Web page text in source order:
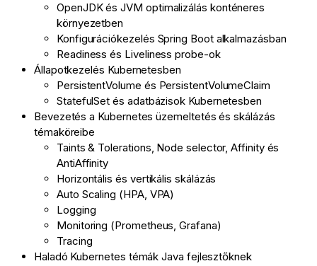
OpenJDK és JVM optimalizálás konténeres
környezetben
Konfigurációkezelés Spring Boot alkalmazásban
Readiness és Liveliness probe-ok
Állapotkezelés Kubernetesben
PersistentVolume és PersistentVolumeClaim
StatefulSet és adatbázisok Kubernetesben
Bevezetés a Kubernetes üzemeltetés és skálázás
témaköreibe
Taints & Tolerations, Node selector, Affinity és
AntiAffinity
Horizontális és vertikális skálázás
Auto Scaling (HPA, VPA)
Logging
Monitoring (Prometheus, Grafana)
Tracing
Haladó Kubernetes témák Java fejlesztőknek